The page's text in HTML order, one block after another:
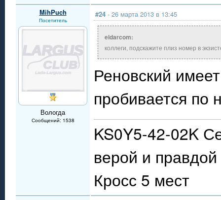
MihPuch
Посетитель
Вологда
Сообщений: 1538
#24 - 26 марта 2013 в 13:45
eldarcom:
коллеги, подскажите плиз номер в
Реновский
пробивается по
KS0Y5-42-02K
верой и
Кросс 5 мест